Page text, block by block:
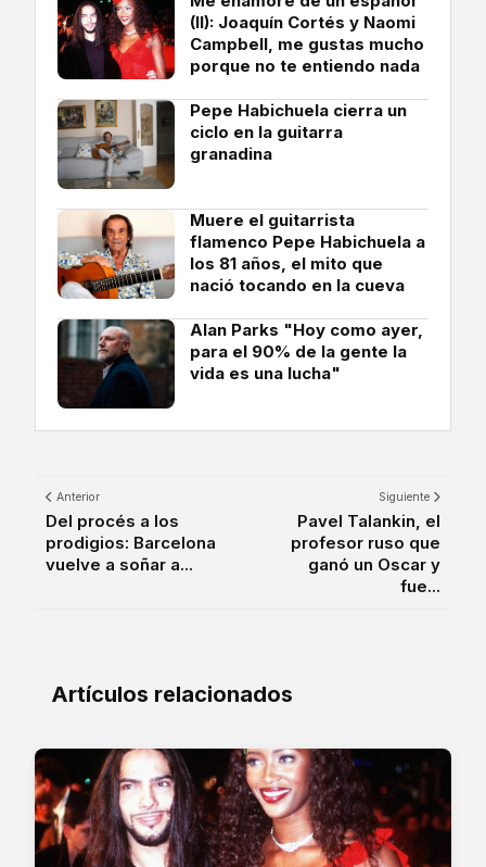
(II): Joaquín Cortés y Naomi
Campbell, me gustas mucho
porque no te entiendo nada
Pepe Habichuela cierra un
ciclo en la guitarra
granadina
Muere el guitarrista
flamenco Pepe Habichuela a
los 81 años, el mito que
nació tocando en la cueva
Alan Parks "Hoy como ayer,
para el 90% de la gente la
vida es una lucha"
Anterior
Del procés a los
prodigios: Barcelona
vuelve a soñar a...
Siguiente
Pavel Talankin, el
profesor ruso que
ganó un Oscar y
fue...
Artículos relacionados